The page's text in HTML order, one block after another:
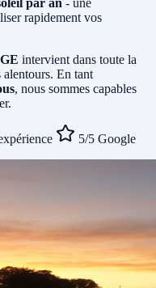
rapidement vos
intervient dans toute la
En tant
, nous sommes capables
5/5 Google